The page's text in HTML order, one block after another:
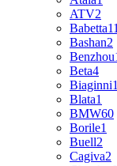
ATV2
Babetta11
Bashan2
Benzhou
Beta4
Biaginni1
Blata1
BMW60
Borile1
Buell2
Cagiva2